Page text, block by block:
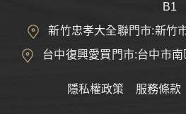
B1
新竹忠孝大全聯門市:新竹
台中復興愛買門市:台中市
隱私權政策 服務條款